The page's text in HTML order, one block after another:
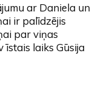
ar Daniela un
ir palīdzējis
par viņas
īstais laiks Gūsija